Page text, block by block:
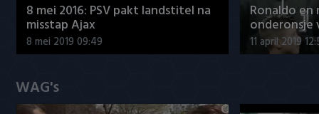
8 mei 2016: PSV pakt landstitel na
misstap Ajax
8 mei 2019 09:49
Ronaldo
onderonsje
11 april 2019
WAG's